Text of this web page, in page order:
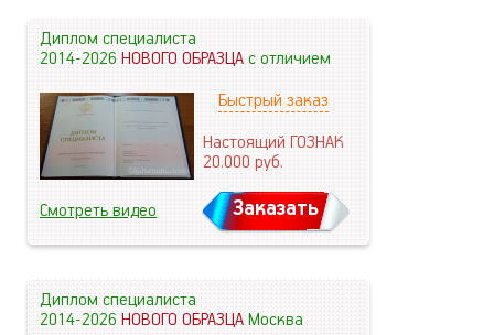
Диплом специалиста
2014-2026НОВОГО ОБРАЗЦАс отличием
Быстрый заказ
Настоящий ГОЗНАК
20.000руб.
Смотреть видео Заказать
Диплом специалиста
2014-2026НОВОГО ОБРАЗЦАМосква